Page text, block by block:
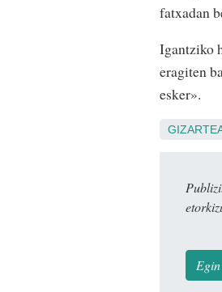
fatxadan
Igantziko
eragiten
esker».